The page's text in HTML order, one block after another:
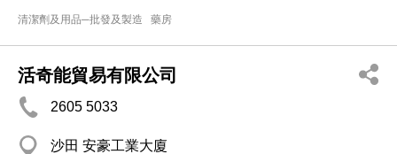
清潔劑及用品─批發及製造 藥房
活奇能貿易有限公司
2605 5033
沙田 安豪工業大廈